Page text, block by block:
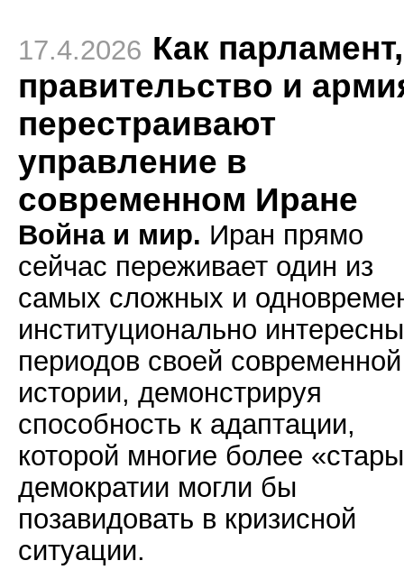
17.4.2026 Как парламент,
правительство и
перестраивают
управление в
современном Иране
Война и мир. Иран прямо
сейчас переживает один из
самых сложных и
институционально
периодов своей современной
истории, демонстрируя
способность к адаптации,
которой многие более
демократии могли бы
позавидовать в кризисной
ситуации.